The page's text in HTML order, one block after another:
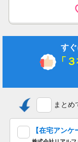
す
「３
まとめ